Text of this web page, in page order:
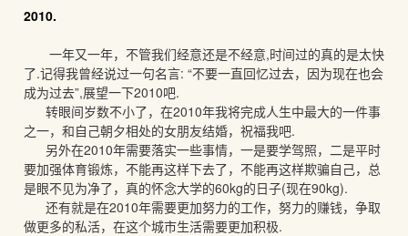
2010.
一年又一年，不管我们经意还是不经意,时间过的真的是太快
了.记得我曾经说过一句名言: “不要一直回忆过去，因为现在也会
成为过去”,展望一下2010吧.
转眼间岁数不小了，在2010年我将完成人生中最大的一件事
之一，和自己朝夕相处的女朋友结婚，祝福我吧.
另外在2010年需要落实一些事情，一是要学驾照，二是平时
要加强体育锻炼，不能再这样下去了，不能再这样欺骗自己，总
是眼不见为净了，真的怀念大学的60kg的日子(现在90kg).
还有就是在2010年需要更加努力的工作，努力的赚钱，争取
做更多的私活，在这个城市生活需要更加积极.